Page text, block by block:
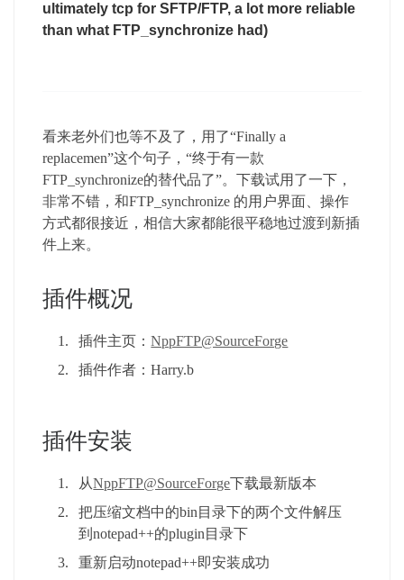
ultimately tcp for SFTP/FTP, a lot more reliable
than what FTP_synchronize had)
看来老外们也等不及了，用了“Finally a
replacemen”这个句子，“终于有一款
FTP_synchronize的替代品了”。下载试用了一下，
非常不错，和FTP_synchronize 的用户界面、操作
方式都很接近，相信大家都能很平稳地过渡到新插
件上来。
插件概况
插件主页：NppFTP@SourceForge
插件作者：Harry.b
插件安装
从NppFTP@SourceForge下载最新版本
把压缩文档中的bin目录下的两个文件解压
到notepad++的plugin目录下
重新启动notepad++即安装成功